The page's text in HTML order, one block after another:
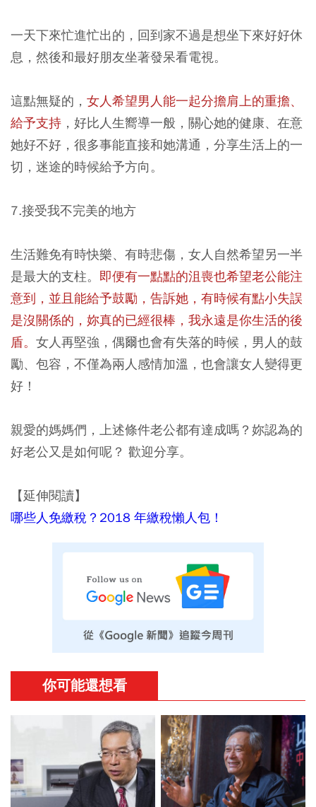
一天下來忙進忙出的，回到家不過是想坐下來好好休
息，然後和最好朋友坐著發呆看電視。
這點無疑的， 女人希望男人能一起分擔肩上的重擔、
給予支持 ，好比人生嚮導一般，關心她的健康、在意
她好不好，很多事能直接和她溝通，分享生活上的一
切，迷途的時候給予方向。
7.接受我不完美的地方
生活難免有時快樂、有時悲傷，女人自然希望另一半
是最大的支柱。 即便有一點點的沮喪也希望老公能注
意到，並且能給予鼓勵，告訴她，有時候有點小失誤
是沒關係的，妳真的已經很棒，我永遠是你生活的後
盾。 女人再堅強，偶爾也會有失落的時候，男人的鼓
勵、包容，不僅為兩人感情加溫，也會讓女人變得更
好！
親愛的媽媽們，上述條件老公都有達成嗎？妳認為的
好老公又是如何呢？ 歡迎分享。
【延伸閱讀】
哪些人免繳稅？2018 年繳稅懶人包！